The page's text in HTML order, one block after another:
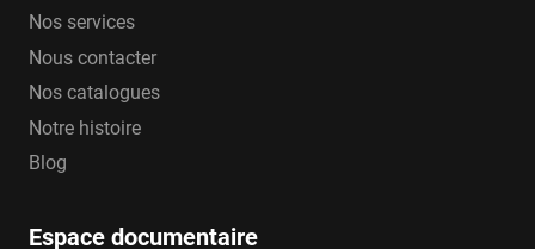
Nos services
Nous contacter
Nos catalogues
Notre histoire
Blog
Espace documentaire